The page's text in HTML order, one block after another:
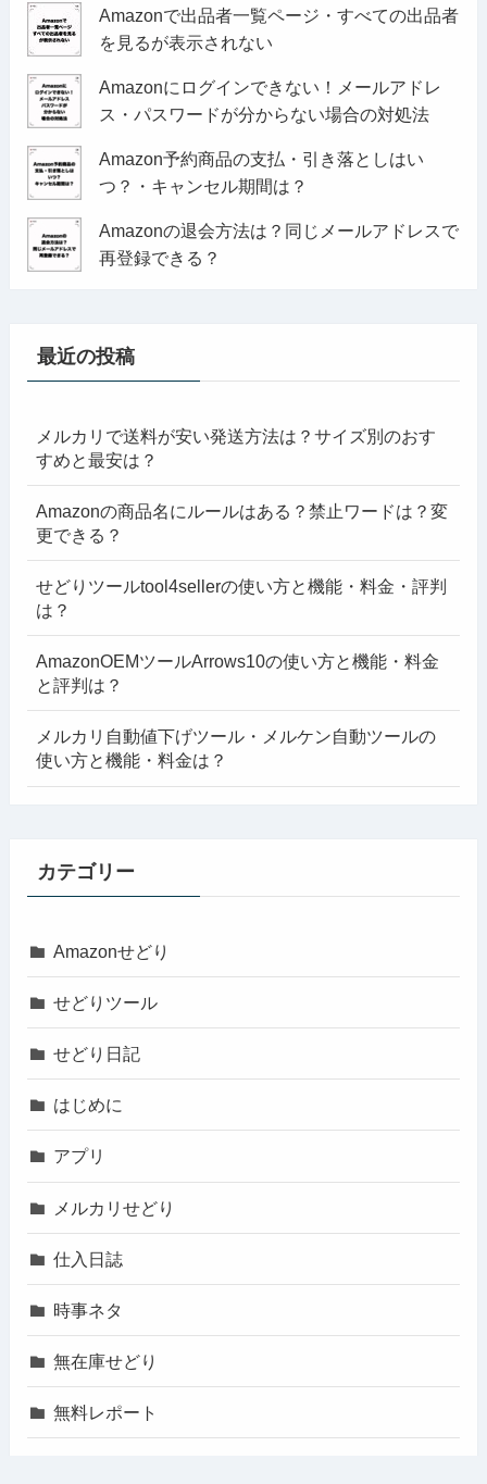
Amazonで出品者一覧ページ・すべての出品者
を見るが表示されない
Amazonにログインできない！メールアドレ
ス・パスワードが分からない場合の対処法
Amazon予約商品の支払・引き落としはい
つ？・キャンセル期間は？
Amazonの退会方法は？同じメールアドレスで
再登録できる？
最近の投稿
メルカリで送料が安い発送方法は？サイズ別のおす
すめと最安は？
Amazonの商品名にルールはある？禁止ワードは？変
更できる？
せどりツールtool4sellerの使い方と機能・料金・評判
は？
AmazonOEMツールArrows10の使い方と機能・料金
と評判は？
メルカリ自動値下げツール・メルケン自動ツールの
使い方と機能・料金は？
カテゴリー
Amazonせどり
せどりツール
せどり日記
はじめに
アプリ
メルカリせどり
仕入日誌
時事ネタ
無在庫せどり
無料レポート